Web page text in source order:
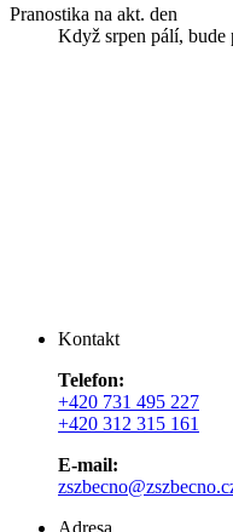
Pranostika na akt. den
Když srpen pálí, bude
Kontakt
Telefon:
+420 731 495 227
+420 312 315 161
E-mail: